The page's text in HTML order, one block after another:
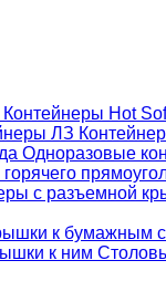
Контейнеры Hot
ЛЗ
Одноразовые
с разъемной
к бумажным
к ним